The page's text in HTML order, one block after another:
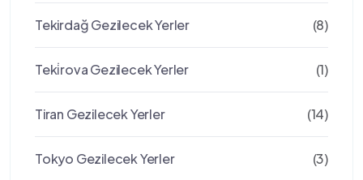
Tekirdağ Gezilecek Yerler (8)
Teki̇rova Gezilecek Yerler (1)
Tiran Gezilecek Yerler (14)
Tokyo Gezilecek Yerler (3)